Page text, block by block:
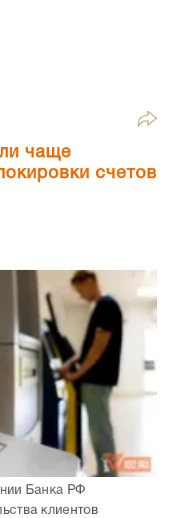
чаще
счетов
Банка РФ
клиентов